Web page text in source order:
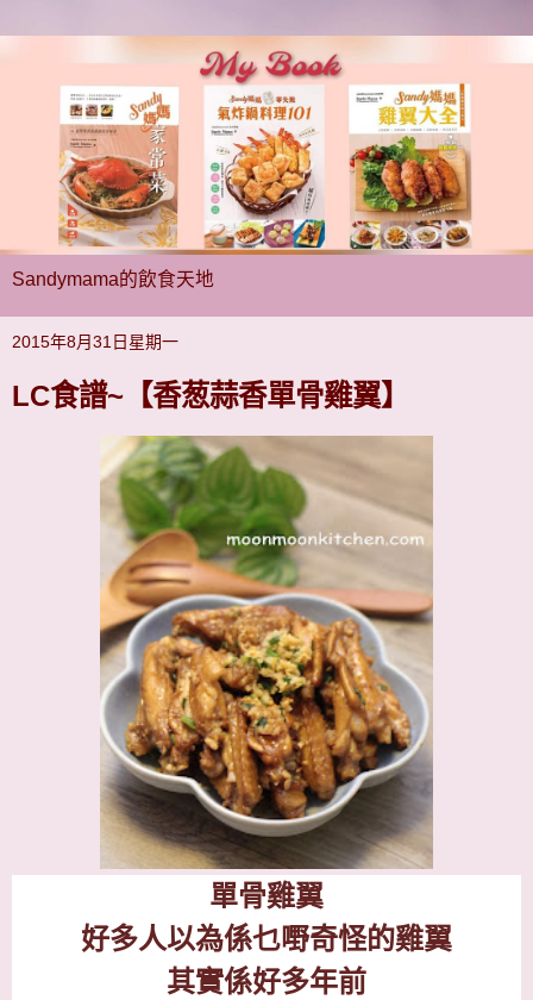
Sandymama的飲食天地
2015年8月31日星期一
LC食譜~【香葱蒜香單骨雞翼】
單骨雞翼
好多人以為係乜嘢奇怪的雞翼
其實係好多年前